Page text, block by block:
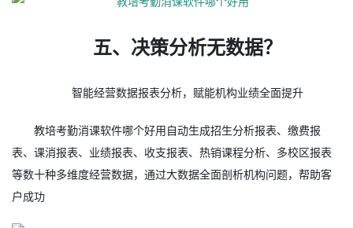
五、决策分析无数据？
智能经营数据报表分析，赋能机构业绩全面提升
教培考勤消课软件哪个好用自动生成招生分析报表、缴费报
表、课消报表、业绩报表、收支报表、热销课程分析、多校区报表
等数十种多维度经营数据，通过大数据全面剖析机构问题，帮助客
户成功